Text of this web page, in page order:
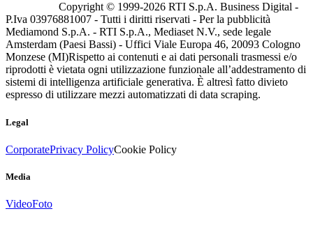
Copyright © 1999-2026 RTI S.p.A. Business Digital -
P.Iva 03976881007 - Tutti i diritti riservati - Per la pubblicità
Mediamond S.p.A. - RTI S.p.A., Mediaset N.V., sede legale
Amsterdam (Paesi Bassi) - Uffici Viale Europa 46, 20093 Cologno
Monzese (MI)Rispetto ai contenuti e ai dati personali trasmessi e/o
riprodotti è vietata ogni utilizzazione funzionale all’addestramento di
sistemi di intelligenza artificiale generativa. È altresì fatto divieto
espresso di utilizzare mezzi automatizzati di data scraping.
Legal
CorporatePrivacy PolicyCookie Policy
Media
VideoFoto